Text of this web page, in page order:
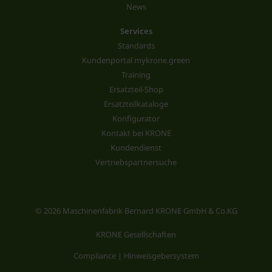
News
Services
Standards
Kundenportal mykrone.green
Training
Ersatzteil-Shop
Ersatzteilkataloge
Konfigurator
Kontakt bei KRONE
Kundendienst
Vertriebspartnersuche
© 2026 Maschinenfabrik Bernard KRONE GmbH & Co.KG
KRONE Gesellschaften
Compliance | Hinweisgebersystem